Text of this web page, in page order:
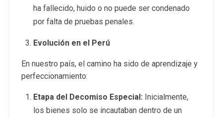
ha fallecido, huido o no puede ser condenado
por falta de pruebas penales.
Evolución en el Perú
En nuestro país, el camino ha sido de aprendizaje y
perfeccionamiento:
Etapa del Decomiso Especial: Inicialmente,
los bienes solo se incautaban dentro de un